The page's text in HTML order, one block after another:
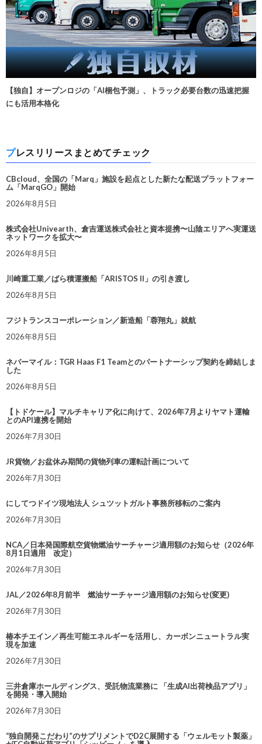
【独自】オープンロジの「AI梱包予測」、トラック必要台数の迅速把握
にも活用本格化
プレスリリースまとめてチェック
CBcloud、全国の「Marq」施設を起点とした新たな配送プラットフォー
ム「MarqGO」開始
2026年8月5日
株式会社Univearth、倉吉運送株式会社と資本提携〜山陰エリアへ実運送
ネットワークを拡大〜
2026年8月5日
川崎重工業／ばら積運搬船「ARISTOS II」の引き渡し
2026年8月5日
フジトランスコーポレーション／新造船「蓉翔丸」就航
2026年8月5日
ネバーマイル：TGR Haas F1 Teamとのパートナーシップ契約を締結しま
した
2026年8月5日
【トドケール】マルチキャリア化に向けて、2026年7月よりヤマト運輸
とのAPI連携を開始
2026年7月30日
JR貨物／お盆休み期間の貨物列車の運転計画について
2026年7月30日
にしてつドイツ現地法人 シュツットガルト事務所移転のご案内
2026年7月30日
NCA／日本発国際航空貨物燃油サーチャージ適用額のお知らせ（2026年
8月1日適用 改定）
2026年7月30日
JAL／2026年8月前半 燃油サーチャージ適用額のお知らせ(変更)
2026年7月30日
椿本チエイン／再生可能エネルギーを活用し、カーボンニュートラル実
現を加速
2026年7月30日
三井倉庫ホールディングス、受託物流業務に 「生成AI出荷検品アプリ」
を開発・導入開始
2026年7月30日
“独自開発こだわり”のサプリメントでD2C展開する「ウェルモット製薬」